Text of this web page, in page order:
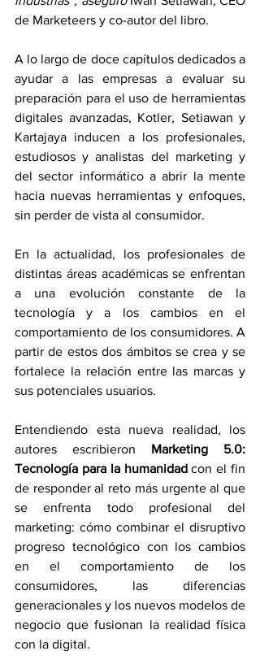
de Marketeers y co-autor del libro.
A lo largo de doce capítulos dedicados a
ayudar a las empresas a evaluar su
preparación para el uso de herramientas
digitales avanzadas, Kotler, Setiawan y
Kartajaya inducen a los profesionales,
estudiosos y analistas del marketing y
del sector informático a abrir la mente
hacia nuevas herramientas y enfoques,
sin perder de vista al consumidor.
En la actualidad, los profesionales de
distintas áreas académicas se enfrentan
a una evolución constante de la
tecnología y a los cambios en el
comportamiento de los consumidores. A
partir de estos dos ámbitos se crea y se
fortalece la relación entre las marcas y
sus potenciales usuarios.
Entendiendo esta nueva realidad, los
autores escribieron Marketing 5.0:
Tecnología para la humanidad con el fin
de responder al reto más urgente al que
se enfrenta todo profesional del
marketing: cómo combinar el disruptivo
progreso tecnológico con los cambios
en el comportamiento de los
consumidores, las diferencias
generacionales y los nuevos modelos de
negocio que fusionan la realidad física
con la digital.